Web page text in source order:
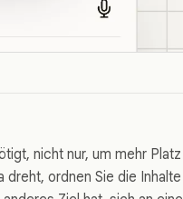
nicht nur, um mehr Platz
ordnen Sie die Inhalte